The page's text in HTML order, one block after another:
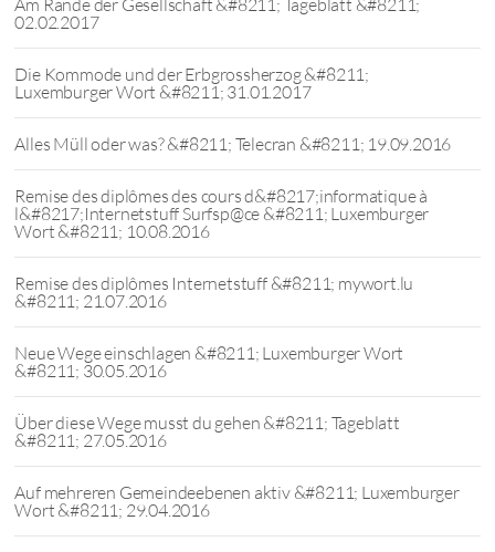
Am Rande der Gesellschaft &#8211; Tageblatt &#8211;
02.02.2017
Die Kommode und der Erbgrossherzog &#8211;
Luxemburger Wort &#8211; 31.01.2017
Alles Müll oder was? &#8211; Telecran &#8211; 19.09.2016
Remise des diplômes des cours d&#8217;informatique à
l&#8217;Internetstuff Surfsp@ce &#8211; Luxemburger
Wort &#8211; 10.08.2016
Remise des diplômes Internetstuff &#8211; mywort.lu
&#8211; 21.07.2016
Neue Wege einschlagen &#8211; Luxemburger Wort
&#8211; 30.05.2016
Über diese Wege musst du gehen &#8211; Tageblatt
&#8211; 27.05.2016
Auf mehreren Gemeindeebenen aktiv &#8211; Luxemburger
Wort &#8211; 29.04.2016